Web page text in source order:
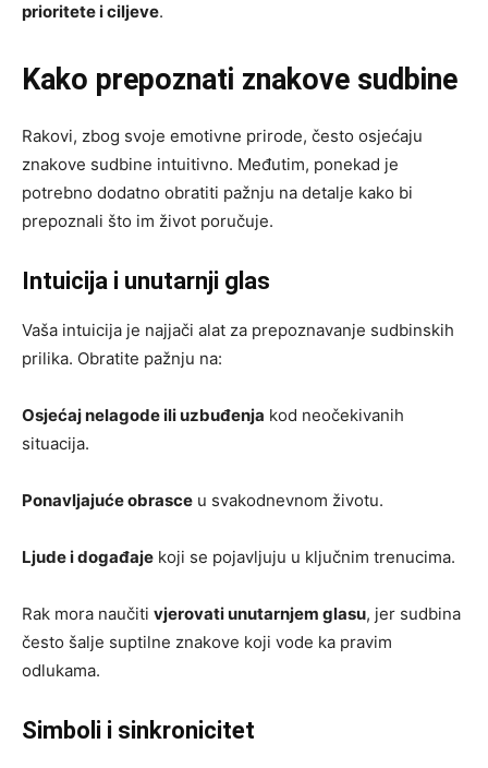
prioritete i ciljeve.
Kako prepoznati znakove sudbine
Rakovi, zbog svoje emotivne prirode, često osjećaju
znakove sudbine intuitivno. Međutim, ponekad je
potrebno dodatno obratiti pažnju na detalje kako bi
prepoznali što im život poručuje.
Intuicija i unutarnji glas
Vaša intuicija je najjači alat za prepoznavanje sudbinskih
prilika. Obratite pažnju na:
Osjećaj nelagode ili uzbuđenja kod neočekivanih
situacija.
Ponavljajuće obrasce u svakodnevnom životu.
Ljude i događaje koji se pojavljuju u ključnim trenucima.
Rak mora naučiti vjerovati unutarnjem glasu, jer sudbina
često šalje suptilne znakove koji vode ka pravim
odlukama.
Simboli i sinkronicitet